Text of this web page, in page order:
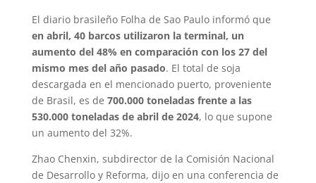
El diario brasileño Folha de Sao Paulo informó que
en abril, 40 barcos utilizaron la terminal, un
aumento del 48% en comparación con los 27 del
mismo mes del año pasado. El total de soja
descargada en el mencionado puerto, proveniente
de Brasil, es de 700.000 toneladas frente a las
530.000 toneladas de abril de 2024, lo que supone
un aumento del 32%.
Zhao Chenxin, subdirector de la Comisión Nacional
de Desarrollo y Reforma, dijo en una conferencia de